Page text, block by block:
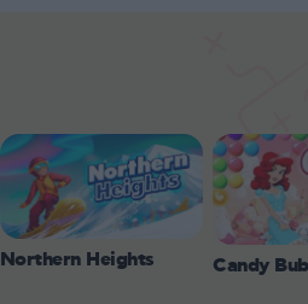
Northern Heights Candy